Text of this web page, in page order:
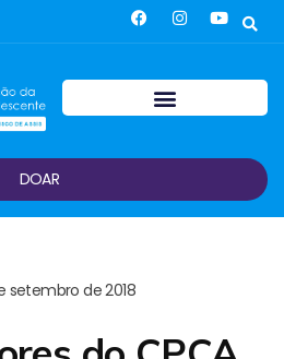
DOAR
setembro de 2018